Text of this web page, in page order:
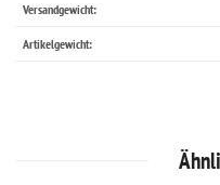
Versandgewicht:
Artikelgewicht: